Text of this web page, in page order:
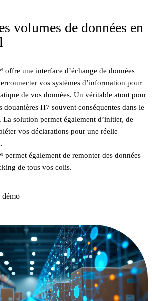
volumes de données en
une interface d’échange de données
vos systèmes d’information pour
de vos données. Un véritable atout pour
douanières H7 souvent conséquentes dans le
La solution permet également d’initier, de
vos déclarations pour une réelle
également de remonter des données
de tous vos colis.
démo